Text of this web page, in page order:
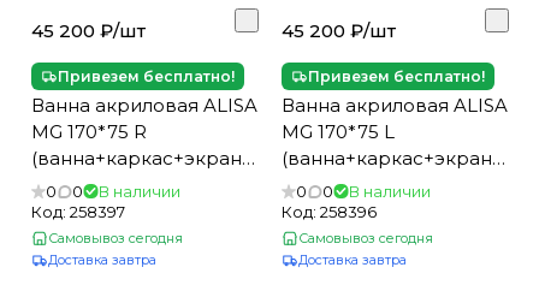
45 200 ₽/шт
Привезем бесплатно!
Ванна акриловая ALISA
MG 170*75 R
(ванна+каркас+экран)
(_1_)
0 0
В наличии
Код: 258397
Самовывоз сегодня
Доставка завтра
45 200 ₽/шт
Привезем бесплатно!
Ванна акриловая ALISA
MG 170*75 L
(ванна+каркас+экран)
(_1_)
0 0
В наличии
Код: 258396
Самовывоз сегодня
Доставка завтра